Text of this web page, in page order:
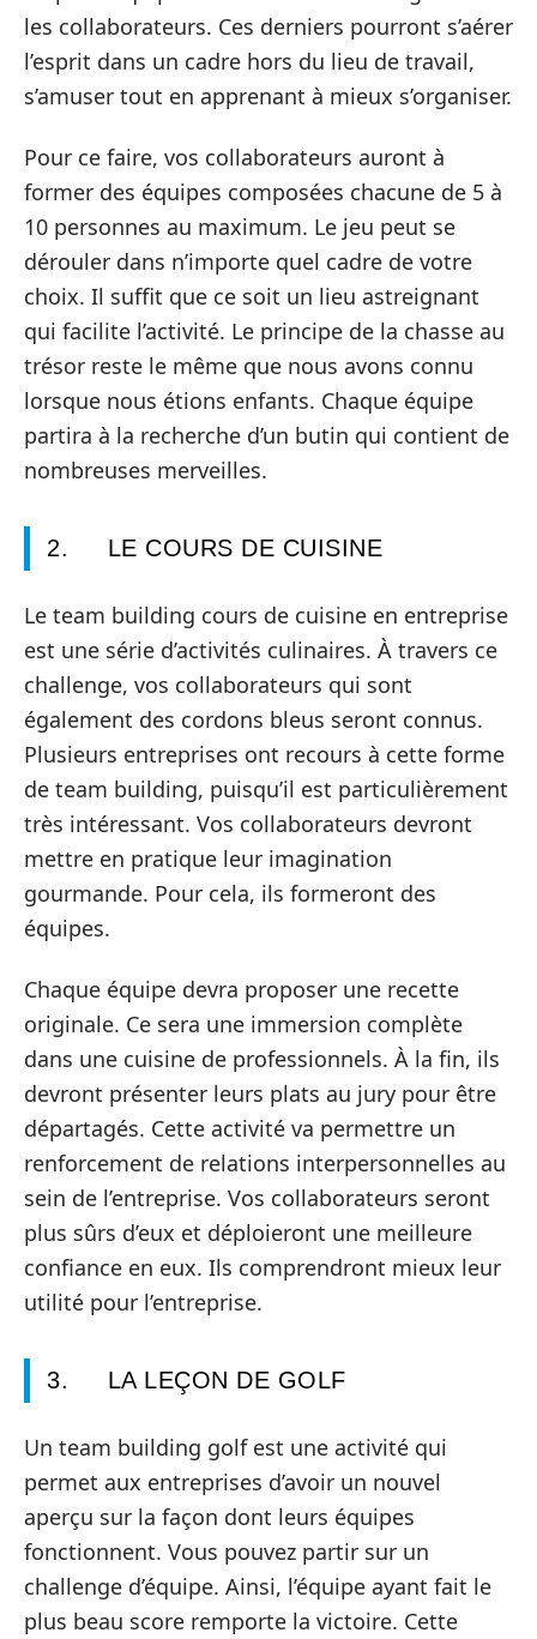
les collaborateurs. Ces derniers pourront s’aérer
l’esprit dans un cadre hors du lieu de travail,
s’amuser tout en apprenant à mieux s’organiser.
Pour ce faire, vos collaborateurs auront à
former des équipes composées chacune de 5 à
10 personnes au maximum. Le jeu peut se
dérouler dans n’importe quel cadre de votre
choix. Il suffit que ce soit un lieu astreignant
qui facilite l’activité. Le principe de la chasse au
trésor reste le même que nous avons connu
lorsque nous étions enfants. Chaque équipe
partira à la recherche d’un butin qui contient de
nombreuses merveilles.
2. LE COURS DE CUISINE
Le team building cours de cuisine en entreprise
est une série d’activités culinaires. À travers ce
challenge, vos collaborateurs qui sont
également des cordons bleus seront connus.
Plusieurs entreprises ont recours à cette forme
de team building, puisqu’il est particulièrement
très intéressant. Vos collaborateurs devront
mettre en pratique leur imagination
gourmande. Pour cela, ils formeront des
équipes.
Chaque équipe devra proposer une recette
originale. Ce sera une immersion complète
dans une cuisine de professionnels. À la fin, ils
devront présenter leurs plats au jury pour être
départagés. Cette activité va permettre un
renforcement de relations interpersonnelles au
sein de l’entreprise. Vos collaborateurs seront
plus sûrs d’eux et déploieront une meilleure
confiance en eux. Ils comprendront mieux leur
utilité pour l’entreprise.
3. LA LEÇON DE GOLF
Un team building golf est une activité qui
permet aux entreprises d’avoir un nouvel
aperçu sur la façon dont leurs équipes
fonctionnent. Vous pouvez partir sur un
challenge d’équipe. Ainsi, l’équipe ayant fait le
plus beau score remporte la victoire. Cette